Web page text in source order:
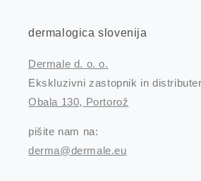
dermalogica slovenija
Dermale d. o. o.
Ekskluzivni zastopnik in
Obala 130, Portorož
pišite nam na:
derma@dermale.eu